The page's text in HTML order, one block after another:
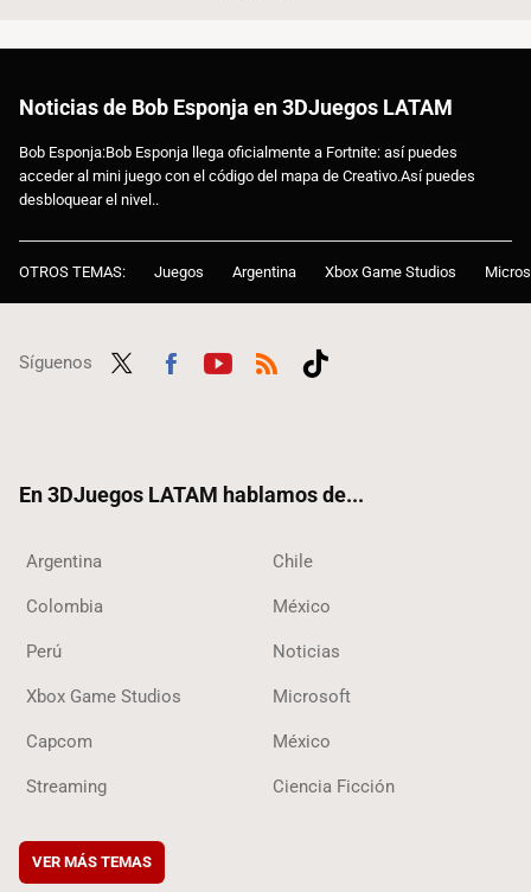
Noticias de Bob Esponja en 3DJuegos LATAM
Bob Esponja:Bob Esponja llega oficialmente a Fortnite: así puedes
acceder al mini juego con el código del mapa de Creativo.Así puedes
desbloquear el nivel..
OTROS TEMAS: Juegos Argentina Xbox Game Studios
Síguenos
En 3DJuegos LATAM hablamos de...
Argentina Chile
Colombia México
Perú Noticias
Xbox Game Studios Microsoft
Capcom México
Streaming Ciencia Ficción
VER MÁS TEMAS